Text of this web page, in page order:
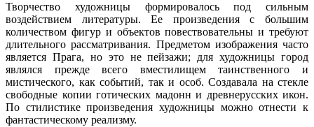
Творчество художницы формировалось под сильным
воздействием литературы. Ее произведения с большим
количеством фигур и объектов повествовательны и требуют
длительного рассматривания. Предметом изображения часто
является Прага, но это не пейзажи; для художницы город
являлся прежде всего вместилищем таинственного и
мистического, как событий, так и особ. Создавала на стекле
свободные копии готических мадонн и древнерусских икон.
По стилистике произведения художницы можно отнести к
фантастическому реализму.